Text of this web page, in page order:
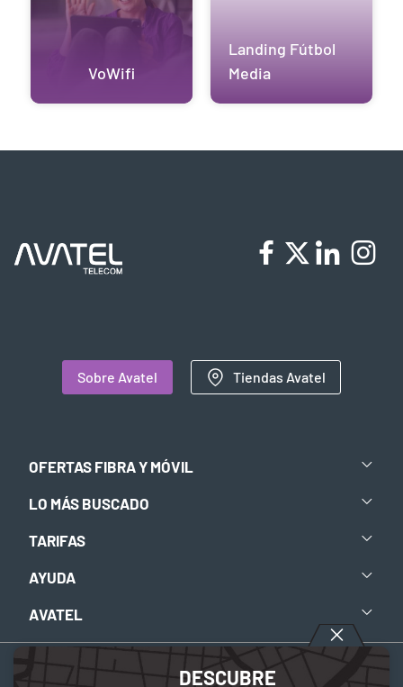
DESCUBRE
VoWifi
Landing Fútbol
Media
Sobre Avatel Tiendas Avatel
OFERTAS FIBRA Y MÓVIL
LO MÁS BUSCADO
TARIFAS
AYUDA
AVATEL